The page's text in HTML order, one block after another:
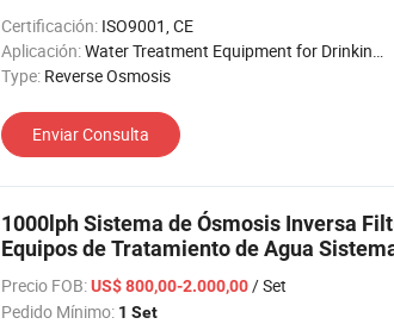
Certificación: ISO9001, CE
Aplicación:Water Treatment Equipment for Drinking Pure Water
Type: Reverse Osmosis
Enviar Consulta
1000lph Sistema de Ósmosis Inversa
Equipos de Tratamiento de Agua
Tratamiento de Agua Potable RO
Precio FOB:US$ 800,00-2.000,00 / Set
Pedido Mínimo: 1 Set